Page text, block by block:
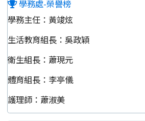
學務處-榮譽榜
學務主任：黃竣炫
生活教育組長：吳政穎
衛生組長：蕭現元
體育組長：李亭儀
護理師：蕭淑美